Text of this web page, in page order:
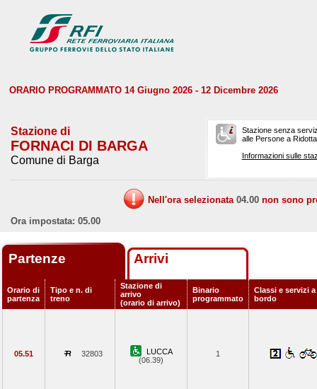
ORARIO PROGRAMMATO 14 Giugno 2026 - 12 Dicembre 2026
Stazione di
FORNACI DI BARGA
Comune di Barga
Stazione senza
alle Persone a
Informazioni sulle
Nell'ora selezionata 04.00 non sono
Ora impostata: 05.00
Partenze Arrivi
Orario di
partenza
Tipo e n. di
treno
Stazione di
arrivo
(orario di arrivo)
Binario
programmato
Classi e servizi a
bordo
05.51 32803
LUCCA
(06.39)
1